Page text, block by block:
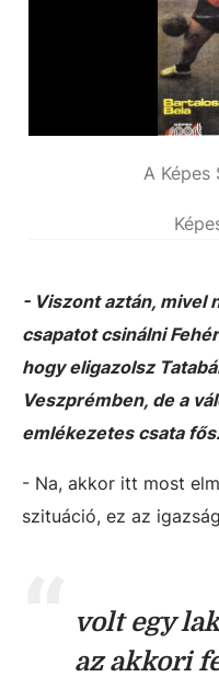
A
- Viszont aztán, mivel
csapatot csinálni
hogy eligazolsz
Veszprémben, de a
emlékezetes csata
- Na, akkor itt most
szituáció, ez az
volt egy
az akkori